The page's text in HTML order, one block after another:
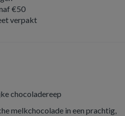
€50
verpakt
chocoladereep
melkchocolade in een prachtig,